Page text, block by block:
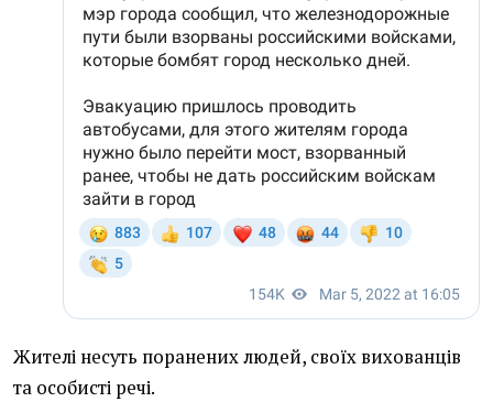
Жителі несуть поранених людей, своїх вихованців
та особисті речі.